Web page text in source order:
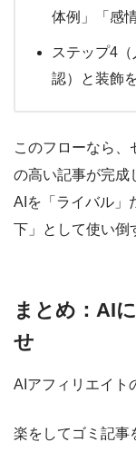
体例」「感
ステップ4（
認）と装飾
このフローなら、
の高い記事が完成
AIを「ライバル」
下」として使い倒
まとめ：AI
せ
AIアフィリエイト
楽をしてゴミ記事